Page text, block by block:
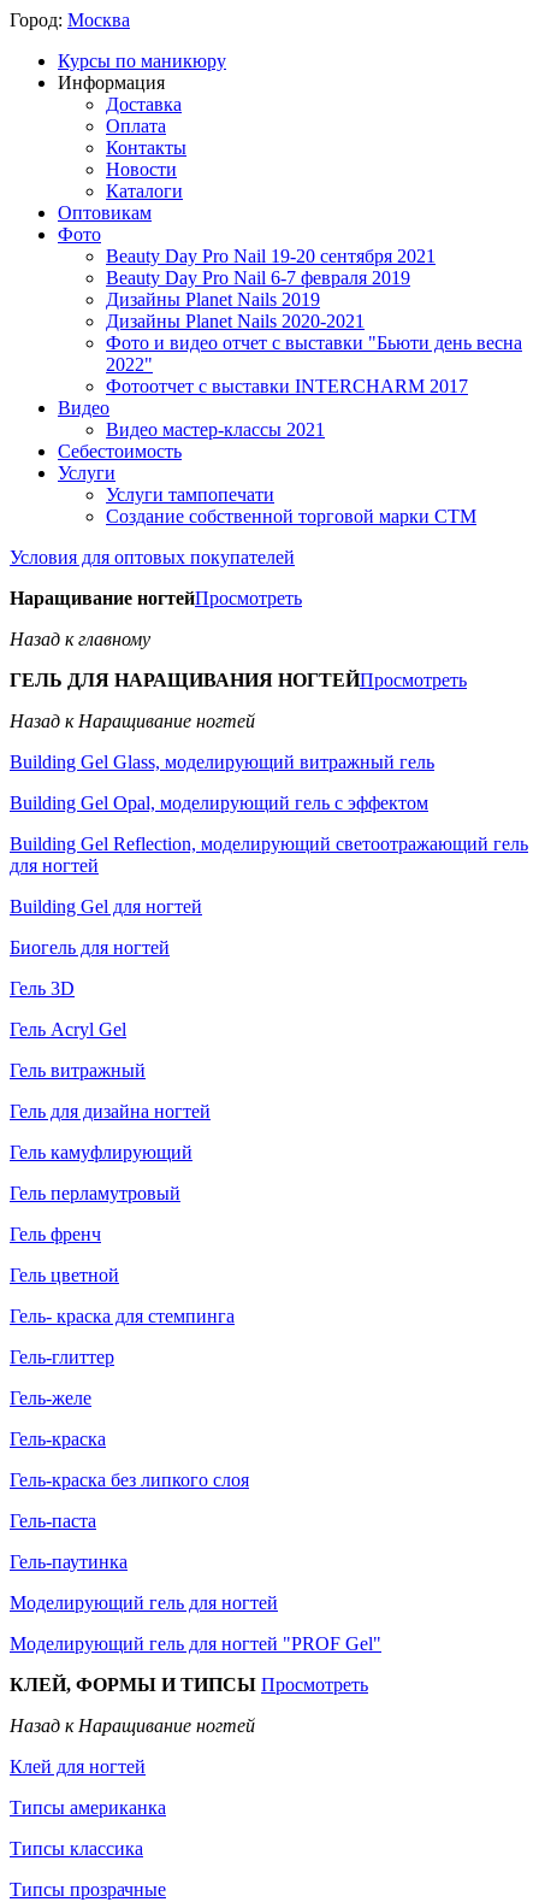
Город: Москва
Курсы по маникюру
Информация
Доставка
Оплата
Контакты
Новости
Каталоги
Оптовикам
Фото
Beauty Day Pro Nail 19-20 сентября 2021
Beauty Day Pro Nail 6-7 февраля 2019
Дизайны Planet Nails 2019
Дизайны Planet Nails 2020-2021
Фото и видео отчет с выставки "Бьюти день весна
2022"
Фотоотчет с выставки INTERCHARM 2017
Видео
Видео мастер-классы 2021
Себестоимость
Услуги
Услуги тампопечати
Создание собственной торговой марки СТМ
Условия для оптовых покупателей
Наращивание ногтейПросмотреть
Назад к главному
ГЕЛЬ ДЛЯ НАРАЩИВАНИЯ НОГТЕЙПросмотреть
Назад к Наращивание ногтей
Building Gel Glass, моделирующий витражный гель
Building Gel Opal, моделирующий гель с эффектом
Building Gel Reflection, моделирующий светоотражающий гель
для ногтей
Building Gel для ногтей
Биогель для ногтей
Гель 3D
Гель Acryl Gel
Гель витражный
Гель для дизайна ногтей
Гель камуфлирующий
Гель перламутровый
Гель френч
Гель цветной
Гель- краска для стемпинга
Гель-глиттер
Гель-желе
Гель-краска
Гель-краска без липкого слоя
Гель-паста
Гель-паутинка
Моделирующий гель для ногтей
Моделирующий гель для ногтей "PROF Gel"
КЛЕЙ, ФОРМЫ И ТИПСЫ Просмотреть
Назад к Наращивание ногтей
Клей для ногтей
Типсы американка
Типсы классика
Типсы прозрачные